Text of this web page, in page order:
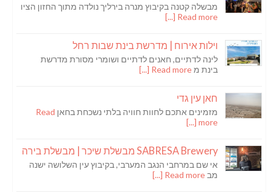
מבשלה קטנה בקיבוץ מנרה בירליך נולדה מתוך החזון הציו
Read more [...]
וילות אירוח | מדרשת בינת שבות רחל
לינה לדתיים, חאנים לדתיים ושומרי מסורת מדרשת
בינת מRead more [...]
חאן עין גדי
מזמינים אתכם לחוות חוויה בלתי נשכחת בחאן Read
more [...]
SABRESA Brewery מבשלת שיכר | מבשלת בירה
אי שם במרחבי הנגב המערבי, בקיבוץ עין השלושה ישנה
מב Read more [...]